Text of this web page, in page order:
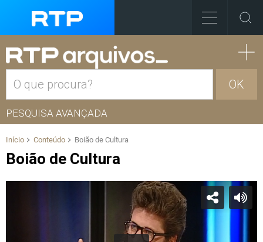
OK
PESQUISA AVANÇADA
Início Conteúdo Boião de Cultura
Boião de Cultura